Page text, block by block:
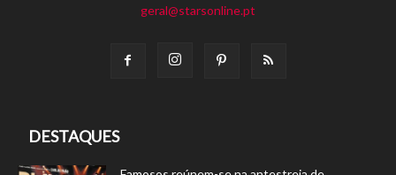
geral@starsonline.pt
DESTAQUES